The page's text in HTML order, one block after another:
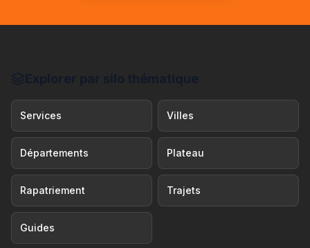
Services Villes
Départements Plateau
Rapatriement Trajets
Guides